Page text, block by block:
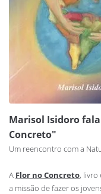
Marisol Isidoro
Concreto"
Um reencontro com a
A Flor no Concreto, livro
a missão de fazer os